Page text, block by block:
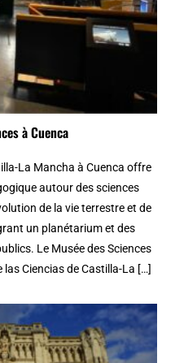
à Cuenca
La Mancha à Cuenca offre
autour des sciences
de la vie terrestre et de
un planétarium et des
Le Musée des Sciences
Ciencias de Castilla-La […]